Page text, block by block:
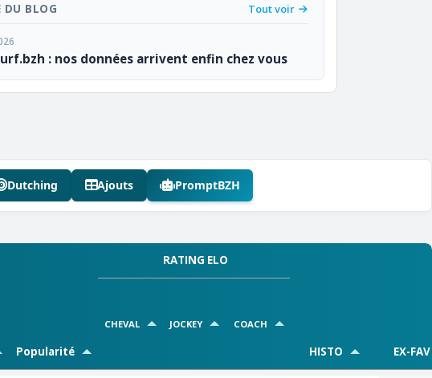
DU BLOG Tout voir
: nos données arrivent enfin chez vous
Dutching Ajouts PromptBZH
Popularité
RATING ELO
CHEVAL JOCKEY COACH
HISTO EX-